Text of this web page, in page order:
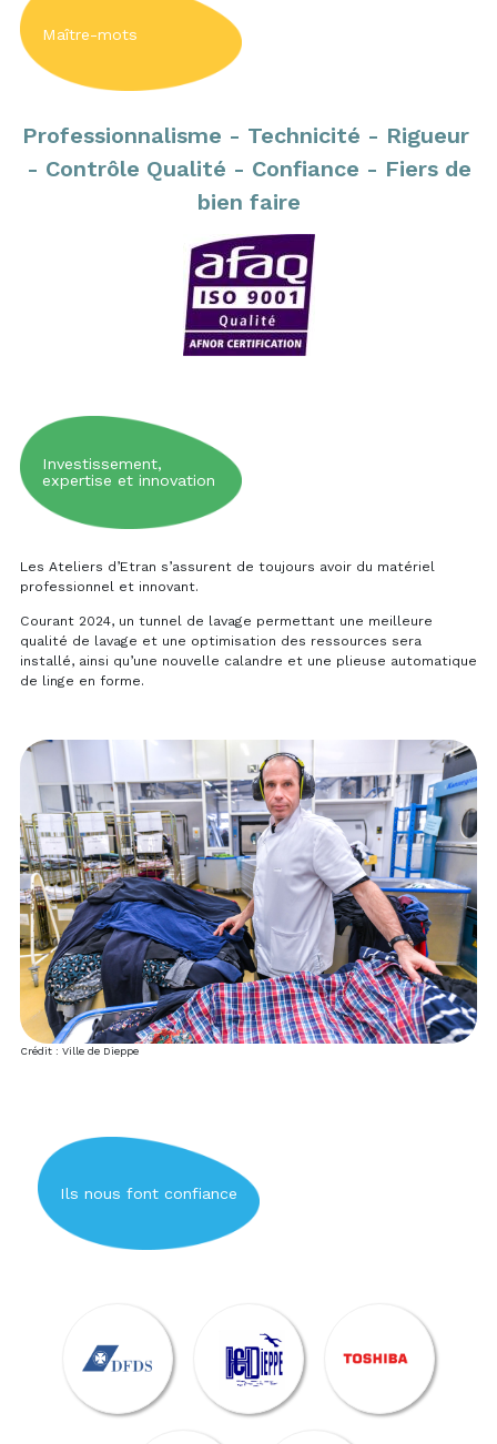
Maître-mots
Professionnalisme - Technicité - Rigueur
- Contrôle Qualité - Confiance - Fiers de
bien faire
Investissement,
expertise et innovation
Crédit : Ville de Dieppe
Les Ateliers d’Etran s’assurent de toujours avoir du matériel
professionnel et innovant.
Courant 2024, un tunnel de lavage permettant une meilleure
qualité de lavage et une optimisation des ressources sera
installé, ainsi qu’une nouvelle calandre et une plieuse automatique
de linge en forme.
Ils nous font confiance